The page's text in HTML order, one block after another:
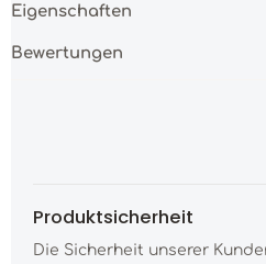
Eigenschaften
Bewertungen
Produktsicherheit
Die Sicherheit unserer